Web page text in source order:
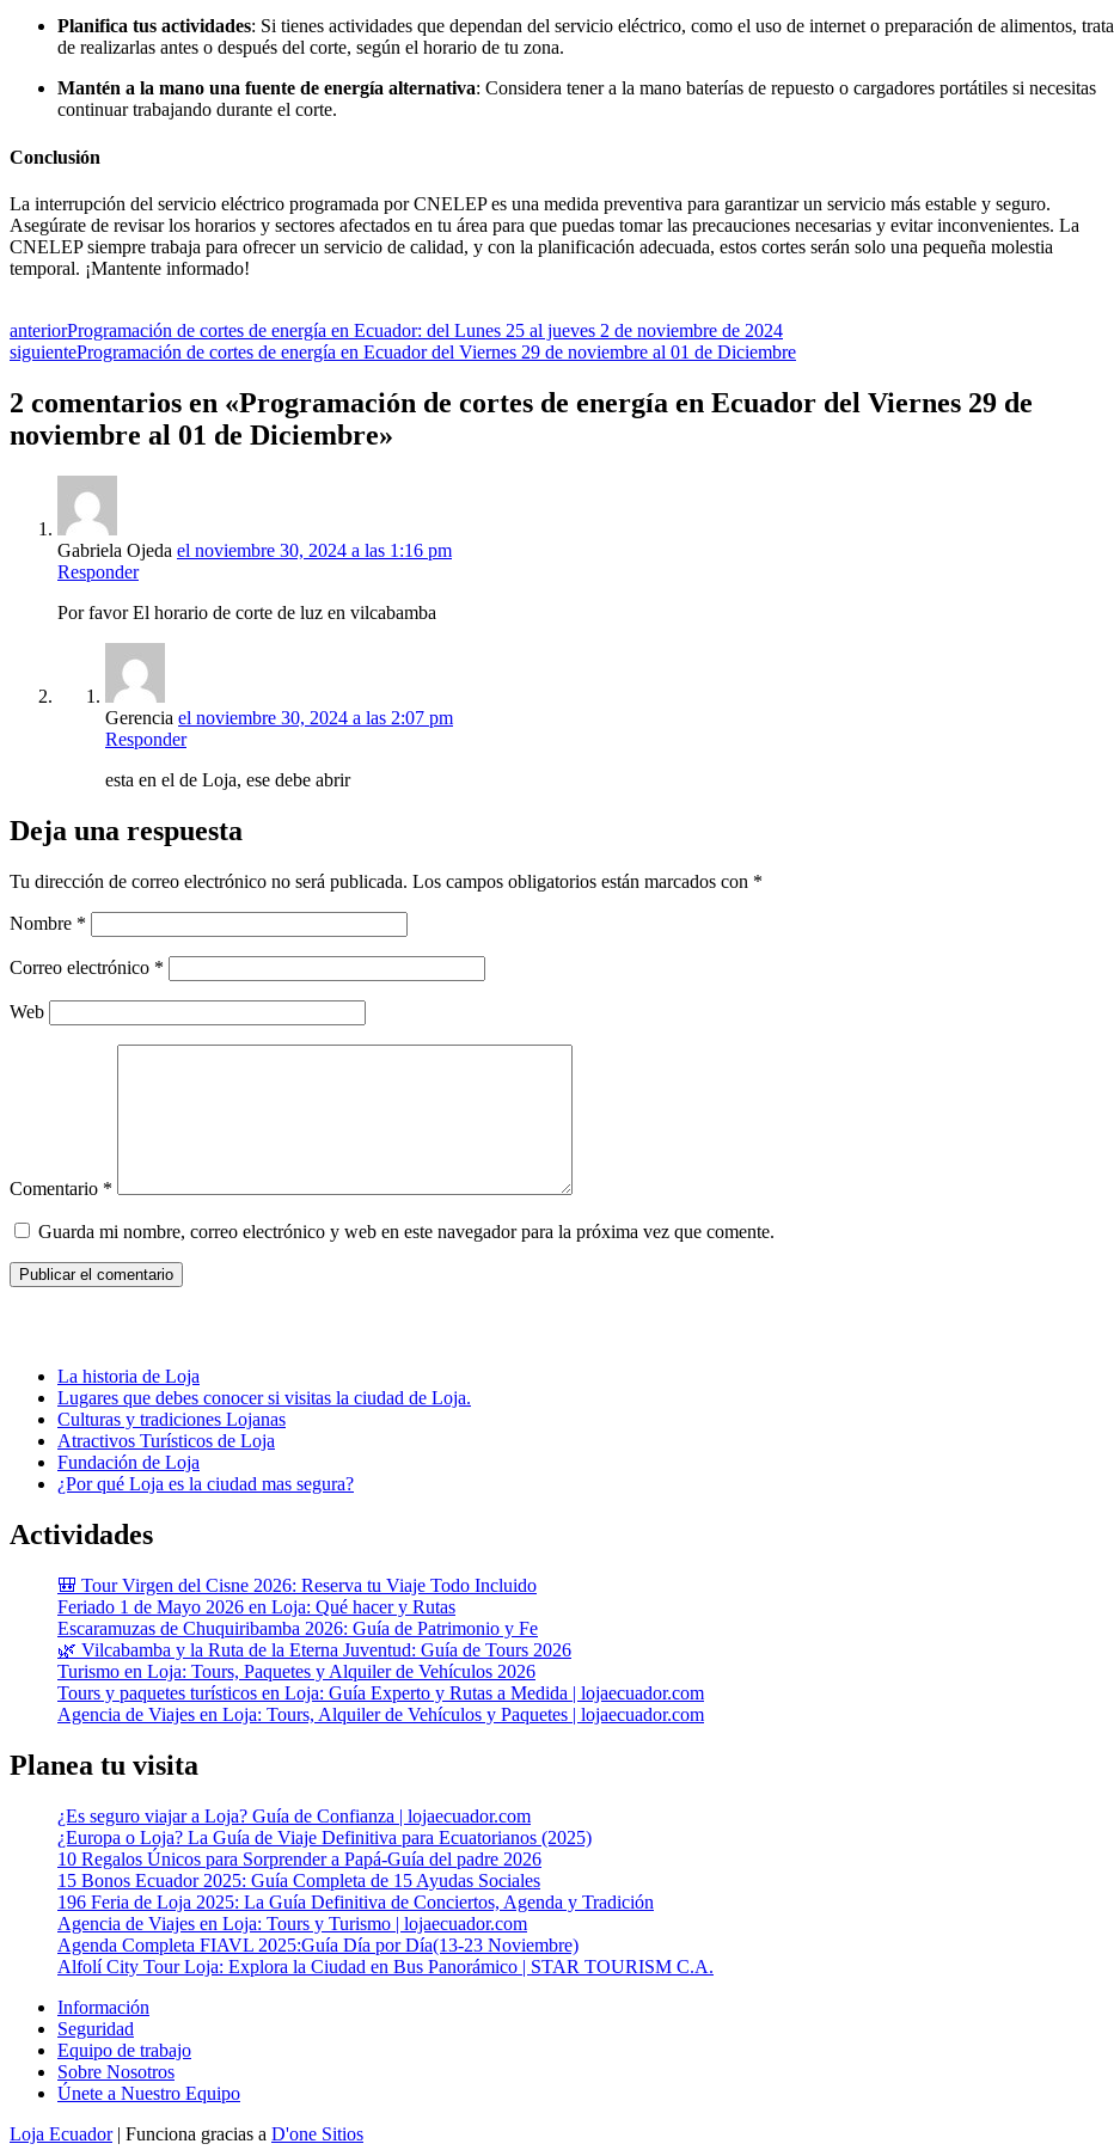
Planifica tus actividades: Si tienes actividades que dependan del servicio eléctrico, como el uso de internet o preparación de alimentos, trata
de realizarlas antes o después del corte, según el horario de tu zona.
Mantén a la mano una fuente de energía alternativa: Considera tener a la mano baterías de repuesto o cargadores portátiles si necesitas
continuar trabajando durante el corte.
Conclusión
La interrupción del servicio eléctrico programada por CNELEP es una medida preventiva para garantizar un servicio más estable y seguro.
Asegúrate de revisar los horarios y sectores afectados en tu área para que puedas tomar las precauciones necesarias y evitar inconvenientes. La
CNELEP siempre trabaja para ofrecer un servicio de calidad, y con la planificación adecuada, estos cortes serán solo una pequeña molestia
temporal. ¡Mantente informado!
anteriorProgramación de cortes de energía en Ecuador: del Lunes 25 al jueves 2 de noviembre de 2024
siguienteProgramación de cortes de energía en Ecuador del Viernes 29 de noviembre al 01 de Diciembre
2 comentarios en «Programación de cortes de energía en Ecuador del Viernes 29 de
noviembre al 01 de Diciembre»
Gabriela Ojeda el noviembre 30, 2024 a las 1:16 pm
Responder
Por favor El horario de corte de luz en vilcabamba
Gerencia el noviembre 30, 2024 a las 2:07 pm
Responder
esta en el de Loja, ese debe abrir
Deja una respuesta
Tu dirección de correo electrónico no será publicada. Los campos obligatorios están marcados con *
Nombre *
Correo electrónico *
Web
Comentario *
Guarda mi nombre, correo electrónico y web en este navegador para la próxima vez que comente.
La historia de Loja
Lugares que debes conocer si visitas la ciudad de Loja.
Culturas y tradiciones Lojanas
Atractivos Turísticos de Loja
Fundación de Loja
¿Por qué Loja es la ciudad mas segura?
Actividades
🎒 Tour Virgen del Cisne 2026: Reserva tu Viaje Todo Incluido
Feriado 1 de Mayo 2026 en Loja: Qué hacer y Rutas
Escaramuzas de Chuquiribamba 2026: Guía de Patrimonio y Fe
🌿 Vilcabamba y la Ruta de la Eterna Juventud: Guía de Tours 2026
Turismo en Loja: Tours, Paquetes y Alquiler de Vehículos 2026
Tours y paquetes turísticos en Loja: Guía Experto y Rutas a Medida | lojaecuador.com
Agencia de Viajes en Loja: Tours, Alquiler de Vehículos y Paquetes | lojaecuador.com
Planea tu visita
¿Es seguro viajar a Loja? Guía de Confianza | lojaecuador.com
¿Europa o Loja? La Guía de Viaje Definitiva para Ecuatorianos (2025)
10 Regalos Únicos para Sorprender a Papá-Guía del padre 2026
15 Bonos Ecuador 2025: Guía Completa de 15 Ayudas Sociales
196 Feria de Loja 2025: La Guía Definitiva de Conciertos, Agenda y Tradición
Agencia de Viajes en Loja: Tours y Turismo | lojaecuador.com
Agenda Completa FIAVL 2025:Guía Día por Día(13-23 Noviembre)
Alfolí City Tour Loja: Explora la Ciudad en Bus Panorámico | STAR TOURISM C.A.
Información
Seguridad
Equipo de trabajo
Sobre Nosotros
Únete a Nuestro Equipo
Loja Ecuador| Funciona gracias a D'one Sitios